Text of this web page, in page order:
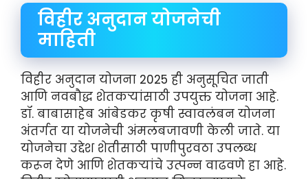
विहीर अनुदान योजनेची
माहिती
विहीर अनुदान योजना 2025 ही अनुसूचित जाती
आणि नवबौद्ध शेतकऱ्यांसाठी उपयुक्त योजना आहे.
डॉ. बाबासाहेब आंबेडकर कृषी स्वावलंबन योजना
अंतर्गत या योजनेची अंमलबजावणी केली जाते. या
योजनेचा उद्देश शेतीसाठी पाणीपुरवठा उपलब्ध
करून देणे आणि शेतकऱ्यांचे उत्पन्न वाढवणे हा आहे.